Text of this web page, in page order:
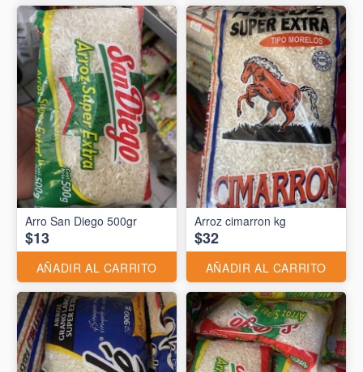
Arro San Diego 500gr
$13
AÑADIR AL CARRITO
Arroz cimarron kg
$32
AÑADIR AL CARRITO